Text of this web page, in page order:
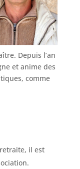
Depuis l’an
et anime des
comme
il est